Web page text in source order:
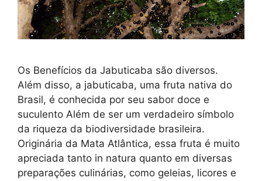
Os Benefícios da Jabuticaba são diversos.
Além disso, a jabuticaba, uma fruta nativa do
Brasil, é conhecida por seu sabor doce e
suculento Além de ser um verdadeiro símbolo
da riqueza da biodiversidade brasileira.
Originária da Mata Atlântica, essa fruta é muito
apreciada tanto in natura quanto em diversas
preparações culinárias, como geleias, licores e